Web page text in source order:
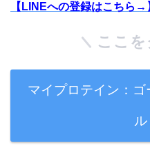
【LINEへの登録はこちら→
ここ
マイプロテイン：
ル